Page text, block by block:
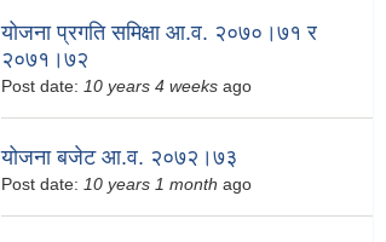
योजना प्रगति समिक्षा आ.व. २०७०।७१ र
२०७१।७२
Post date: 10 years 4 weeks ago
योजना बजेट आ.व. २०७२।७३
Post date: 10 years 1 month ago